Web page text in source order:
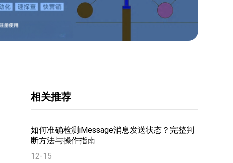
相关推荐
如何准确检测iMessage消息发送状态？完整判
断方法与操作指南
12-15